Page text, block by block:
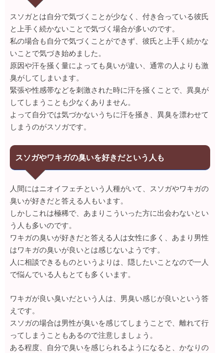
スソガとは自分で気づくことが少なく、付き合っている彼氏
と上手く続かないことで気づく場合が多いのです。
私の場合も自分で気づくことができず、彼氏と上手く続かな
いことで気づき始めました。
原因や汗を掻く量によっても臭いが違い、通常の人よりも激
臭がしてしまいます。
緊張や性感帯などを刺激された時に汗を掻くことで、異臭が
してしまうことも少なくありません。
よって自分では気づかないうちに汗を掻き、異臭を漂わせて
しまうのがスソガです。
スソガやワキガの臭いを好きだという人も
人間にはニオイフェチという人種がいて、スソガやワキガの
臭いが好きだと答える人もいます。
しかしこれは極稀で、あまりこういった方に出会わないとい
う人も多いのです。
ワキガの臭いが好きだと答える人は女性に多く、あまり男性
はワキガの臭いが良いとは感じないようです。
人に相談できるものというよりは、隠したいことなので一人
で悩んでいる人もとても多くいます。
ワキガが良い臭いだという人は、男臭い感じが良いという答
えです。
スソガの場合は男性が臭いを感じてしまうことで、離れて行
ってしまうこともあるので注意しましょう。
ある程度、自分で臭いを感じられるようになると、かなりの